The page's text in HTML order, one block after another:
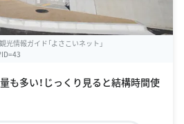
情報ガイド「よさこいネット」
も多い！じっくり見ると結構時間使